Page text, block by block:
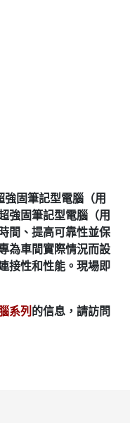
固筆記型電腦（用
強固筆記型電腦（用
間、提高可靠性並保
為車間實際情況而設
接性和性能。現場即
系列 的信息，請訪問